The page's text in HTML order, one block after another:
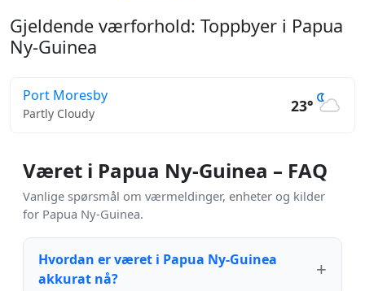
Gjeldende værforhold: Toppbyer i Papua
Ny-Guinea
Port Moresby
Partly Cloudy 23°
Været i Papua Ny-Guinea – FAQ
Vanlige spørsmål om værmeldinger, enheter og kilder
for Papua Ny-Guinea.
Hvordan er været i Papua Ny-Guinea
akkurat nå?